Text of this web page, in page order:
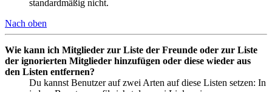
standardmäßig nicht.
Nach oben
Wie kann ich Mitglieder zur Liste der Freunde oder zur Liste
der ignorierten Mitglieder hinzufügen oder diese wieder aus
den Listen entfernen?
Du kannst Benutzer auf zwei Arten auf diese Listen setzen: In